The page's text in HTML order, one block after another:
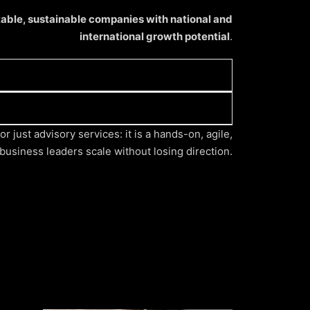
sustainable companies with national and
international growth potential.
IP-based projects, and growing
operations, and talent.
just advisory services: it is a hands-on, agile,
leaders scale without losing direction.